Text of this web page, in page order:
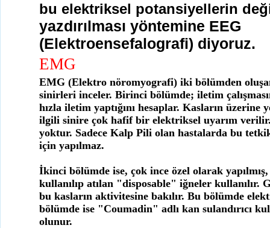
bu elektriksel potansiyellerin
yazdırılması yöntemine EEG
(Elektroensefalografi) diyoruz.
EMG
EMG (Elektro nöromyografi) iki bölümden
sinirleri inceler. Birinci bölümde; iletim
hızla iletim yaptığını hesaplar. Kasların
ilgili sinire çok hafif bir elektriksel uyarım
yoktur. Sadece Kalp Pili olan hastalarda bu
için yapılmaz.
İkinci bölümde ise, çok ince özel olarak
kullanılıp atılan "disposable" iğneler kullanılır.
bu kasların aktivitesine bakılır. Bu bölümde
bölümde ise "Coumadin" adlı kan sulandırıcı
olunur.